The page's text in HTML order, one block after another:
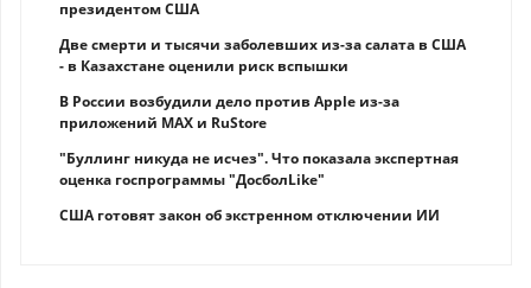
президентом США
Две смерти и тысячи заболевших из-за салата в США
- в Казахстане оценили риск вспышки
В России возбудили дело против Apple из-за
приложений MAX и RuStore
"Буллинг никуда не исчез". Что показала экспертная
оценка госпрограммы "ДосболLike"
США готовят закон об экстренном отключении ИИ